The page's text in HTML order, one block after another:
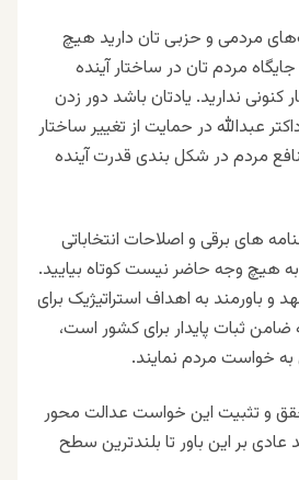
مردمی و حزبی تان دارید هیچ
جایگاه مردم تان در ساختار آینده
ندارید. یادتان باشد دور زدن
عبدالله در حمایت از تغییر ساختار
مردم در شکل بندی قدرت آینده
های برقی و اصلاحات انتخاباتی
هیچ وجه حاضر نیست کوتاه بیایید.
و باورمند به اهداف استراتیژیک برای
ثبات پایدار برای کشور است،
به خواست مردم نمایند.
و تثبیت این خواست عدالت محور
بر این باور تا بلندترین سطح